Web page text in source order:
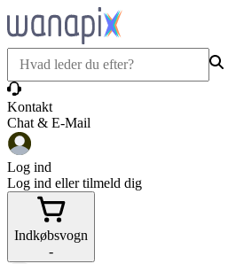
Kontakt
Chat & E-Mail
Log ind
Log ind eller tilmeld dig
Indkøbsvogn
-